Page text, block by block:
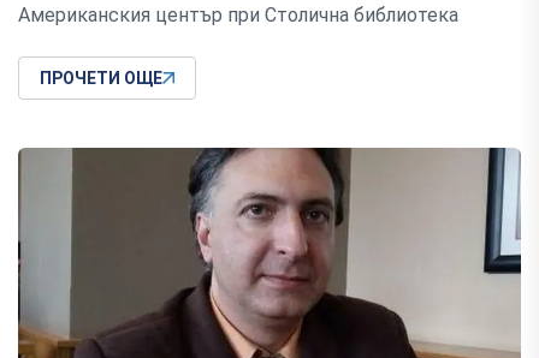
Американския център при Столична библиотека
ПРОЧЕТИ ОЩЕ